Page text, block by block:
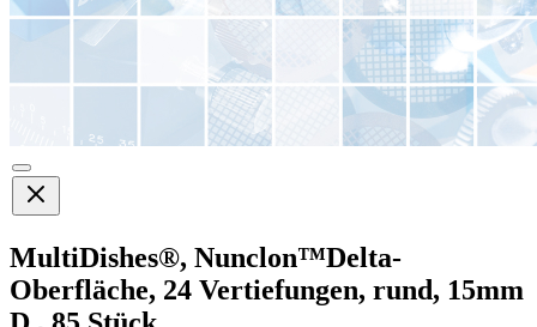
MultiDishes®, Nunclon™Delta-
Oberfläche, 24 Vertiefungen, rund, 15mm